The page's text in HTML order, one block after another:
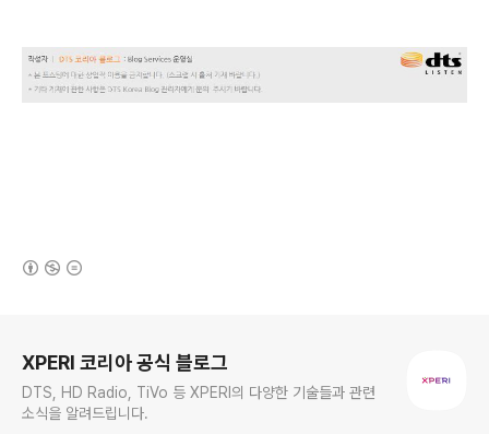
XPERI 코리아 공식 블로그
DTS, HD Radio, TiVo 등 XPERI의 다양한 기술들과 관련
소식을 알려드립니다.